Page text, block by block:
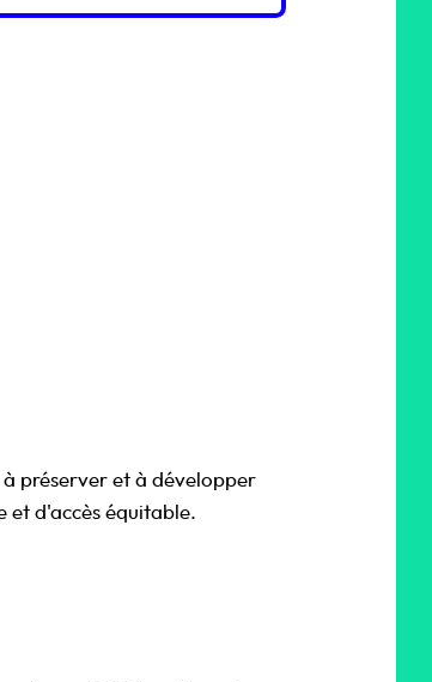
préserver et à développer
et d'accès équitable.